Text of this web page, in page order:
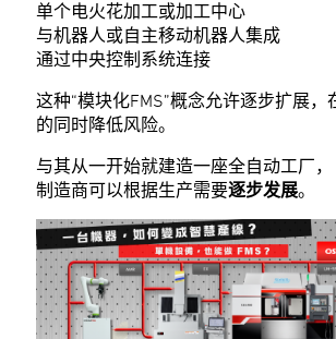
单个电火花加工或加工中心
与机器人或自主移动机器人集成
通过中央控制系统连接
这种“模块化FMS”概念允许逐步扩展，
的同时降低风险。
与其从一开始就建造一座全自动工厂，
制造商可以根据生产需要逐步发展。